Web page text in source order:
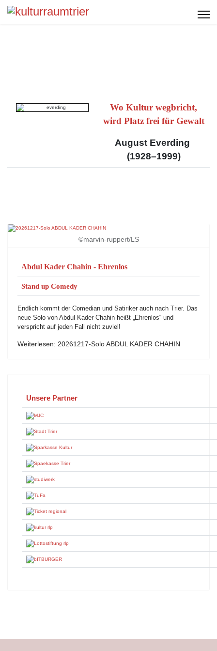
Wo Kultur wegbricht,
wird Platz frei für Gewalt
August Everding
(1928–1999)
©marvin-ruppert/LS
Abdul Kader Chahin - Ehrenlos
Stand up Comedy
Endlich kommt der Comedian und Satiriker auch nach Trier. Das
neue Solo von Abdul Kader Chahin heißt „Ehrenlos“ und
verspricht auf jeden Fall nicht zuviel!
Weiterlesen: 20261217-Solo ABDUL KADER CHAHIN
Unsere Partner